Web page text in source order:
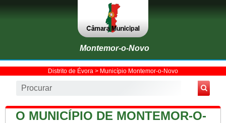
Montemor-o-Novo
Distrito de Évora > Município Montemor-o-Novo
O MUNICÍPIO DE MONTEMOR-O-